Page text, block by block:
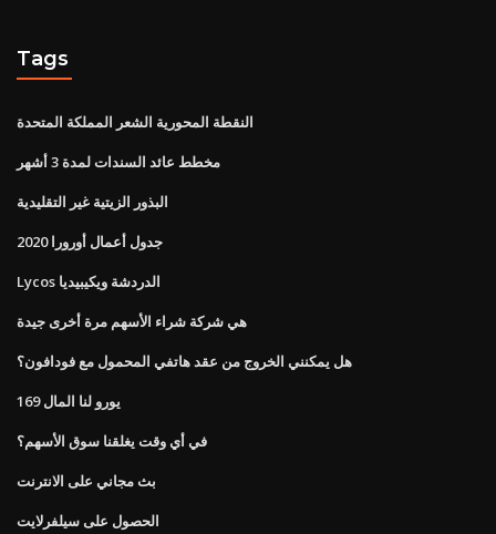
Tags
النقطة المحورية الشعر المملكة المتحدة
مخطط عائد السندات لمدة 3 أشهر
البذور الزيتية غير التقليدية
جدول أعمال أورورا 2020
Lycos الدردشة ويكيبيديا
هي شركة شراء الأسهم مرة أخرى جيدة
هل يمكنني الخروج من عقد هاتفي المحمول مع فودافون؟
169 يورو لنا المال
في أي وقت يغلقنا سوق الأسهم؟
بث مجاني على الانترنت
الحصول على سيلفرلايت